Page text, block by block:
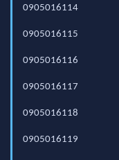
0905016114
0905016115
0905016116
0905016117
0905016118
0905016119